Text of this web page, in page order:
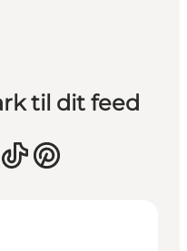
til dit feed